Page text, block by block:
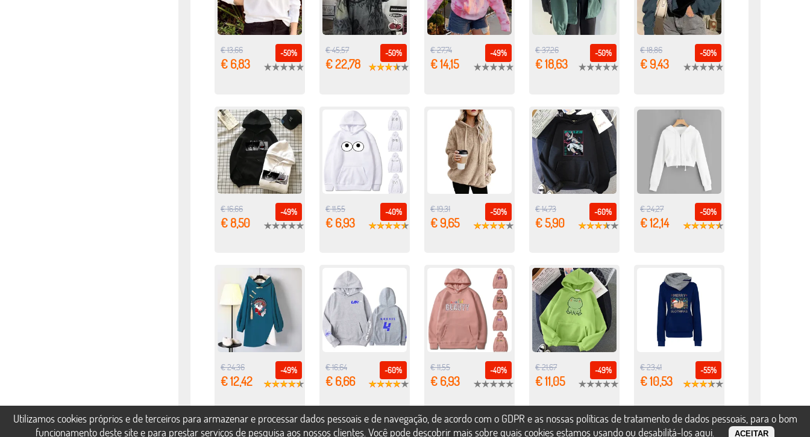
-50%
€ 13,66
€ 6,83
-50%
€ 45,57
€ 22,78
-49%
€ 27,74
€ 14,15
-50%
€ 37,26
€ 18,63
-50%
€ 18,86
€ 9,43
-49%
€ 16,66
€ 8,50
-40%
€ 11,55
€ 6,93
-50%
€ 19,31
€ 9,65
-60%
€ 14,73
€ 5,90
-50%
€ 24,27
€ 12,14
-49%
€ 24,36
€ 12,42
-60%
€ 16,64
€ 6,66
-40%
€ 11,55
€ 6,93
-49%
€ 21,67
€ 11,05
-55%
€ 23,41
€ 10,53
Utilizamos cookies próprios e de terceiros para armazenar e processar dados pessoais e de navegação, de acordo com o GDPR e as nossas políticas de tratamento de dados pessoais, para o bom
funcionamento deste site e para prestar serviços de pesquisa aos nossos clientes. Você pode descobrir mais sobre quais cookies estamos usando ou desabilitá-losaqui. ACEITAR